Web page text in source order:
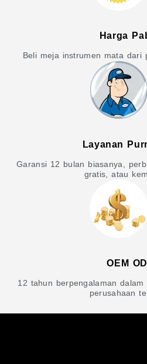
Harga
Beli meja instrumen mata dari
Layanan
Garansi 12 bulan biasanya,
gratis, atau
OEM
12 tahun berpengalaman
perusahaan